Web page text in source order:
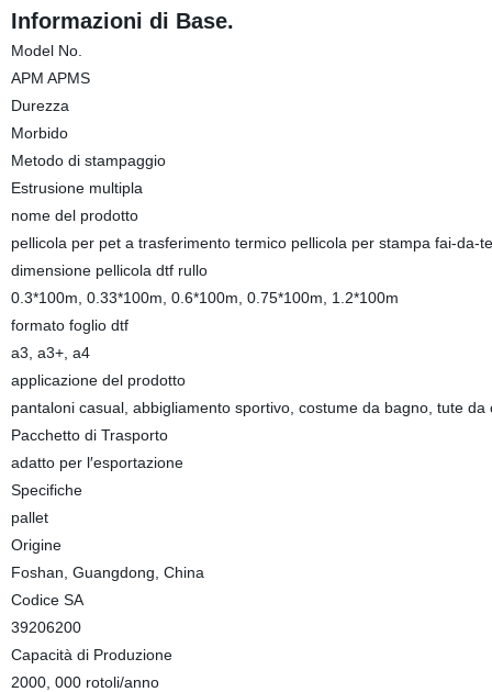
Informazioni di Base.
Model No.
APM APMS
Durezza
Morbido
Metodo di stampaggio
Estrusione multipla
nome del prodotto
pellicola per pet a trasferimento termico pellicola per stampa fai-da-te
dimensione pellicola dtf rullo
0.3*100m, 0.33*100m, 0.6*100m, 0.75*100m, 1.2*100m
formato foglio dtf
a3, a3+, a4
applicazione del prodotto
pantaloni casual, abbigliamento sportivo, costume da bagno, tute da
Pacchetto di Trasporto
adatto per l′esportazione
Specifiche
pallet
Origine
Foshan, Guangdong, China
Codice SA
39206200
Capacità di Produzione
2000, 000 rotoli/anno